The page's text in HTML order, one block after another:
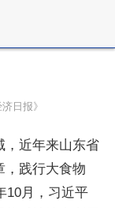
日报》
，近年来山东省
，践行大食物
10月，习近平